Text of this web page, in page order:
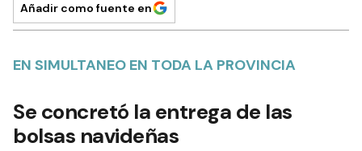
Añadir como fuente en
EN SIMULTANEO EN TODA LA PROVINCIA
Se concretó la entrega de las
bolsas navideñas